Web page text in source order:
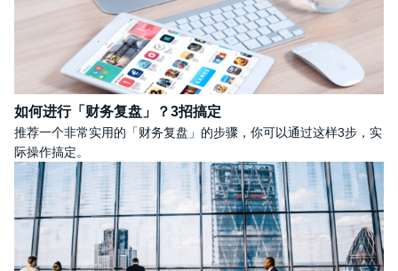
如何进行「财务复盘」？3招搞定
推荐一个非常实用的「财务复盘」的步骤，你可以通过这样3步，实
际操作搞定。